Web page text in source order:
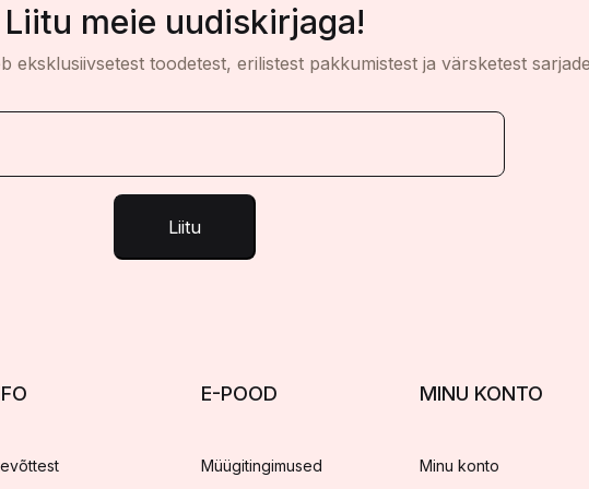
Liitu meie uudiskirjaga!
eksklusiivsetest toodetest, erilistest pakkumistest ja värsketest
Liitu
E-POOD
Müügitingimused
MINU KONTO
Minu konto